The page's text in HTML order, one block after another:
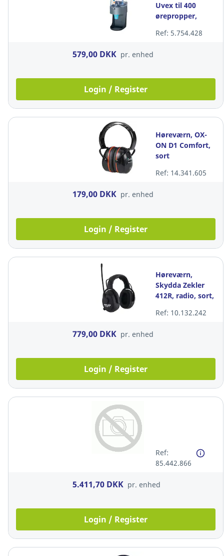
Uvex til 400
ørepropper,
Ref: 5.754.428
579,00 DKK pr. enhed
Login / Register
Høreværn, OX-
ON D1 Comfort,
sort
Ref: 14.341.605
179,00 DKK pr. enhed
Login / Register
Høreværn,
Skydda Zekler
412R, radio, sort,
Ref: 10.132.242
779,00 DKK pr. enhed
Login / Register
Ref:
85.442.866
5.411,70 DKK pr. enhed
Login / Register